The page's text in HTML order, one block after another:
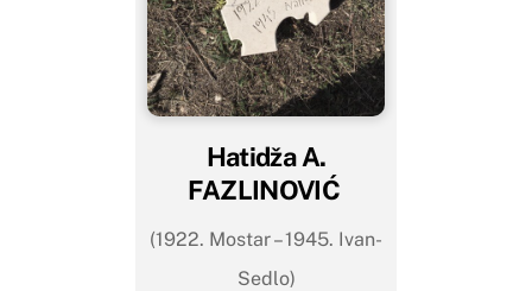
Hatidža A.
FAZLINOVIĆ
(1922. Mostar – 1945. Ivan-
Sedlo)